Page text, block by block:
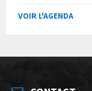
VOIR L'AGENDA